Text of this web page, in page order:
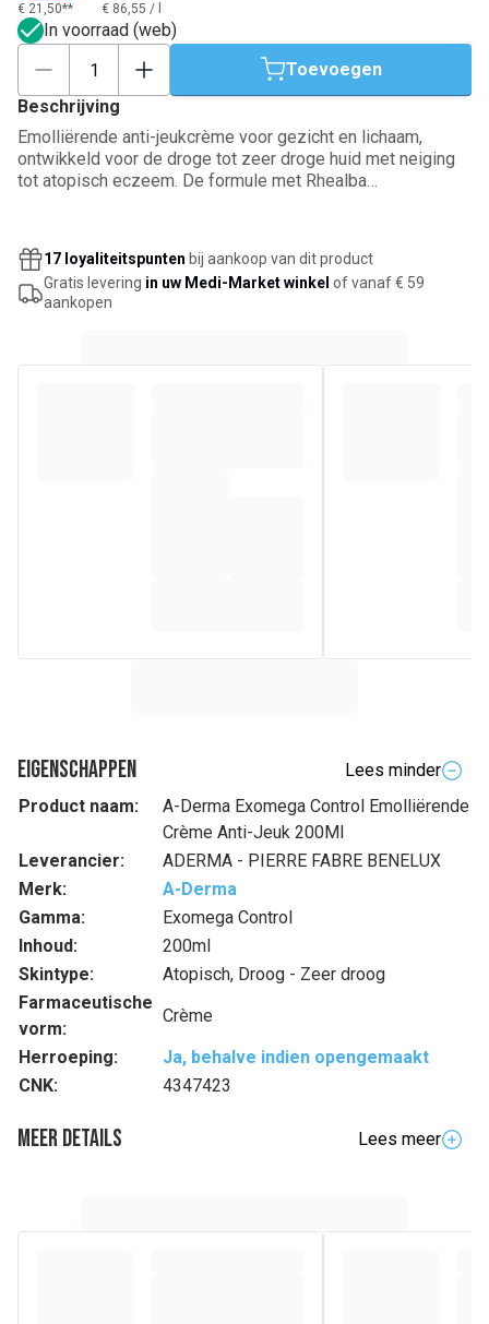
€ 21,50** € 86,55 /
In voorraad (web)
Toevoegen
Beschrijving
Emolliërende anti-jeukcrème voor gezicht en lichaam,
ontwikkeld voor de droge tot zeer droge huid met neiging
tot atopisch eczeem. De formule met Rhealba
voedt intensief, maakt de huid minder droog en helpt het
huidmicrobioom in balans te brengen. Geschikt vanaf de
geboorte en te gebruiken met één toepassing per dag.
Romige textuur die niet vet of kleverig aanvoelt.
17 loyaliteitspunten bij aankoop van dit product
Gratis levering in uw Medi-Market winkel of vanaf € 59
aankopen
Eigenschappen
Lees minder
Product naam:
A-Derma Exomega Control Emolliërende
Crème Anti-Jeuk 200Ml
Leverancier:
ADERMA - PIERRE FABRE BENELUX
Merk:
A-Derma
Gamma:
Exomega Control
Inhoud:
200ml
Skintype:
Atopisch, Droog - Zeer droog
Farmaceutische
vorm:
Crème
Herroeping:
Ja, behalve indien opengemaakt
CNK:
4347423
Meer details
Lees meer
irritatiepieken te spreiden, terwijl het roodheid van droge